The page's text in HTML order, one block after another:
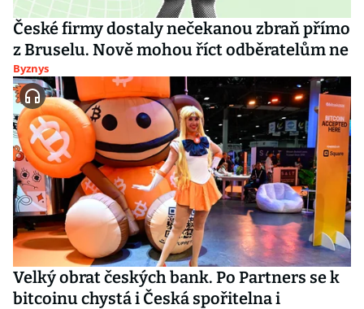
České firmy dostaly nečekanou zbraň přímo
z Bruselu. Nově mohou říct odběratelům ne
Byznys
Velký obrat českých bank. Po Partners se k
bitcoinu chystá i Česká spořitelna i